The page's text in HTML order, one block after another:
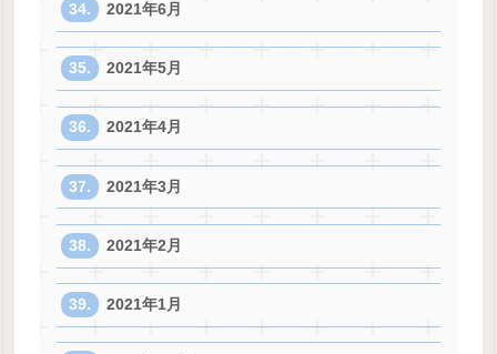
2021年6月
2021年5月
2021年4月
2021年3月
2021年2月
2021年1月